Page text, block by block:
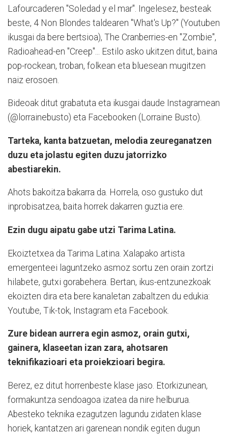
Lafourcaderen "Soledad y el mar". Ingelesez, besteak
beste, 4 Non Blondes taldearen "What's Up?" (Youtuben
ikusgai da bere bertsioa), The Cranberries-en "Zombie",
Radioahead-en "Creep"... Estilo asko ukitzen ditut, baina
pop-rockean, troban, folkean eta bluesean mugitzen
naiz erosoen.
Bideoak ditut grabatuta eta ikusgai daude Instagramean
(@lorrainebusto) eta Facebooken (Lorraine Busto).
Tarteka, kanta batzuetan, melodia zeureganatzen
duzu eta jolastu egiten duzu jatorrizko
abestiarekin.
Ahots bakoitza bakarra da. Horrela, oso gustuko dut
inprobisatzea, baita horrek dakarren guztia ere.
Ezin dugu aipatu gabe utzi Tarima Latina.
Ekoiztetxea da Tarima Latina. Xalapako artista
emergenteei laguntzeko asmoz sortu zen orain zortzi
hilabete, gutxi gorabehera. Bertan, ikus-entzunezkoak
ekoizten dira eta bere kanaletan zabaltzen du edukia:
Youtube, Tik-tok, Instagram eta Facebook.
Zure bidean aurrera egin asmoz, orain gutxi,
gainera, klaseetan izan zara, ahotsaren
teknifikazioari eta proiekzioari begira.
Berez, ez ditut horrenbeste klase jaso. Etorkizunean,
formakuntza sendoagoa izatea da nire helburua.
Abesteko teknika ezagutzen lagundu zidaten klase
horiek, kantatzen ari garenean nondik egiten dugun